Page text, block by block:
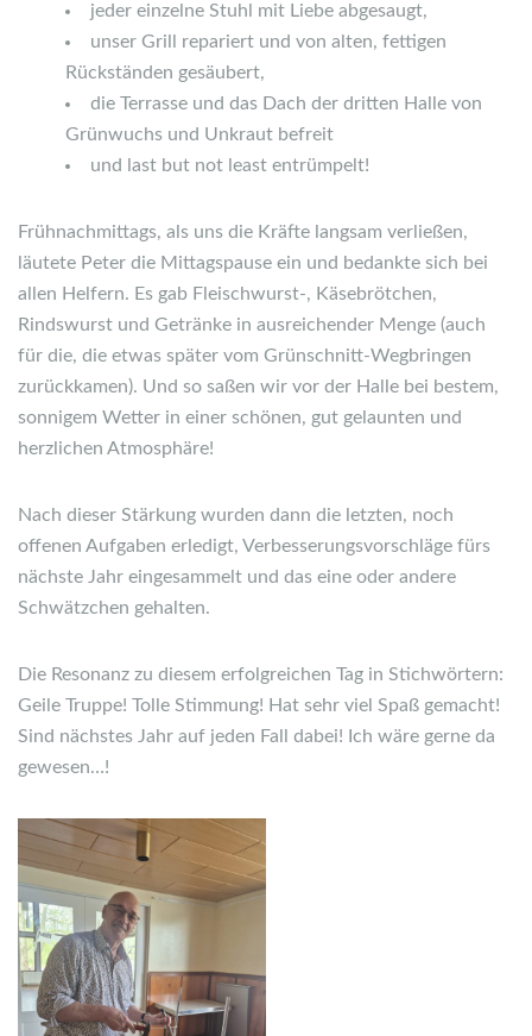
jeder einzelne Stuhl mit Liebe abgesaugt,
unser Grill repariert und von alten, fettigen
Rückständen gesäubert,
die Terrasse und das Dach der dritten Halle von
Grünwuchs und Unkraut befreit
und last but not least entrümpelt!
Frühnachmittags, als uns die Kräfte langsam verließen,
läutete Peter die Mittagspause ein und bedankte sich bei
allen Helfern. Es gab Fleischwurst-, Käsebrötchen,
Rindswurst und Getränke in ausreichender Menge (auch
für die, die etwas später vom Grünschnitt-Wegbringen
zurückkamen). Und so saßen wir vor der Halle bei bestem,
sonnigem Wetter in einer schönen, gut gelaunten und
herzlichen Atmosphäre!
Nach dieser Stärkung wurden dann die letzten, noch
offenen Aufgaben erledigt, Verbesserungsvorschläge fürs
nächste Jahr eingesammelt und das eine oder andere
Schwätzchen gehalten.
Die Resonanz zu diesem erfolgreichen Tag in Stichwörtern:
Geile Truppe! Tolle Stimmung! Hat sehr viel Spaß gemacht!
Sind nächstes Jahr auf jeden Fall dabei! Ich wäre gerne da
gewesen…!